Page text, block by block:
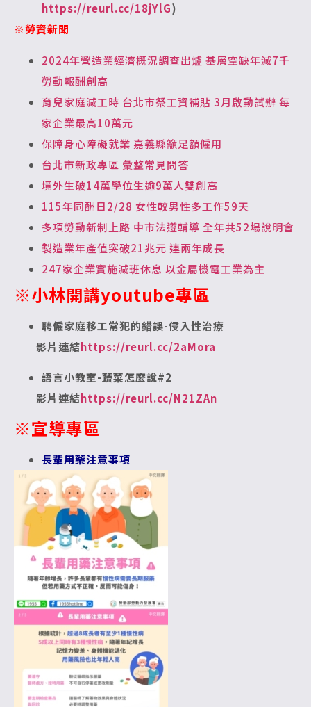
https://reurl.cc/18jYlG)
※勞資新聞
2024年營造業經濟概況調查出爐 基層空缺年減7千
勞動報酬創高
育兒家庭減工時 台北市祭工資補貼 3月啟動試辦 每
家企業最高10萬元
保障身心障礙就業 嘉義縣籲足額僱用
台北市新政專區 彙整常見問答
境外生破14萬學位生逾9萬人雙創高
115年同酬日2/28 女性較男性多工作59天
多項勞動新制上路 中市法遵輔導 全年共52場說明會
製造業年產值突破21兆元 連兩年成長
247家企業實施減班休息 以金屬機電工業為主
※小林開講youtube專區
聘僱家庭移工常犯的錯誤-侵入性治療
影片連結https://reurl.cc/2aMora
語言小教室-蔬菜怎麼說#2
影片連結https://reurl.cc/N21ZAn
※宣導專區
長輩用藥注意事項